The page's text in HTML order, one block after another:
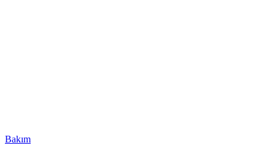
Bakım